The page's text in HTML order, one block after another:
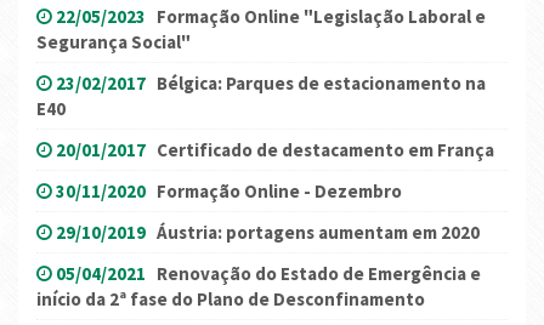
22/05/2023 Formação Online "Legislação Laboral e
Segurança Social"
23/02/2017 Bélgica: Parques de estacionamento na
E40
20/01/2017 Certificado de destacamento em França
30/11/2020 Formação Online - Dezembro
29/10/2019 Áustria: portagens aumentam em 2020
05/04/2021 Renovação do Estado de Emergência e
início da 2ª fase do Plano de Desconfinamento